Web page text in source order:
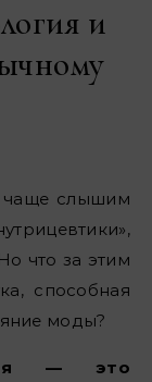
и
что за этим
способная
моды?
— это